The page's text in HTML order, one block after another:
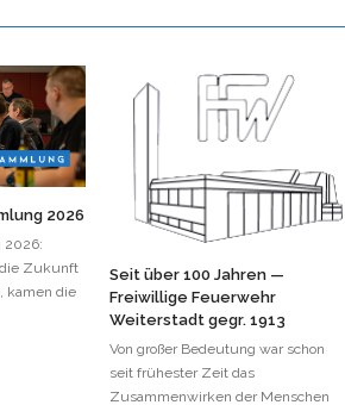
2026
2026:
Zukunft
kamen die
Seit über 100 Jahren —
Freiwillige Feuerwehr
Weiterstadt gegr. 1913
Von großer Bedeutung war schon
seit frühester Zeit das
Zusammenwirken der Menschen